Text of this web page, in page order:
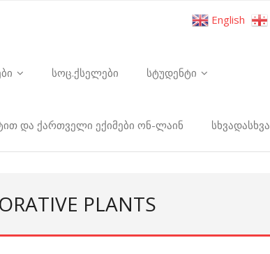
სოც.ქსელები სტუდენტი
და ქართველი ექიმები ონ-ლაინ სხვადასხვა
PLANTS
English